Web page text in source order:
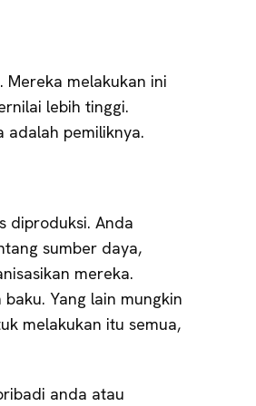
. Mereka melakukan ini
lebih tinggi.
adalah pemiliknya.
diproduksi. Anda
sumber daya,
mereka.
Yang lain mungkin
melakukan itu semua,
anda atau